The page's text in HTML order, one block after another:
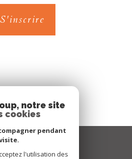
S'inscrire
Espace
notre site
cookies
pendant
l'utilisation des